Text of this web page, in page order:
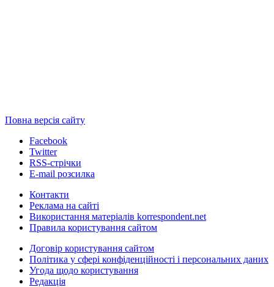
Повна версія сайту
Facebook
Twitter
RSS-стрічки
E-mail розсилка
Контакти
Реклама на сайті
Використання матеріалів korrespondent.net
Правила користування сайтом
Договір користування сайтом
Політика у сфері конфіденційності і персональних даних
Угода щодо користування
Редакція